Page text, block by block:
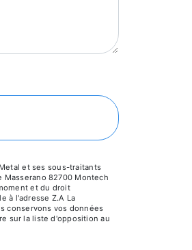
et ses sous-traitants
82700 Montech
et du droit
à l'adresse Z.A La
conservons vos données
sur la liste d'opposition au